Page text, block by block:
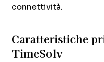
connettività.
Caratteristiche
TimeSolv